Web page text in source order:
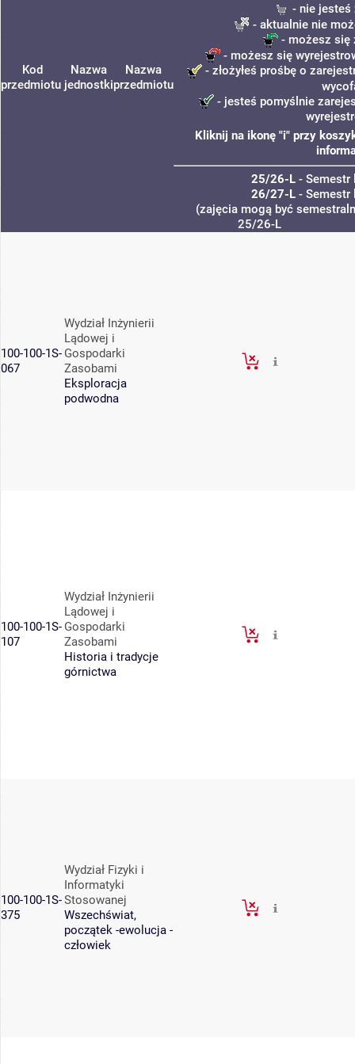
Kod
przedmiotu
Nazwa
jednostki
Nazwa
przedmiotu
- nie jesteś
- aktualnie nie
- możesz się
- możesz się
- złożyłeś prośbę o
- jesteś pomyślnie
Kliknij na ikonę "i" przy
25/26-L- Semestr
26/27-L- Semestr
(zajęcia mogą być
25/26-L
100-100-1S-
067
Wydział Inżynierii
Lądowej i
Gospodarki
Zasobami
Eksploracja
podwodna
100-100-1S-
107
Wydział Inżynierii
Lądowej i
Gospodarki
Zasobami
Historia i tradycje
górnictwa
100-100-1S-
375
Wydział Fizyki i
Informatyki
Stosowanej
Wszechświat,
początek -ewolucja -
człowiek